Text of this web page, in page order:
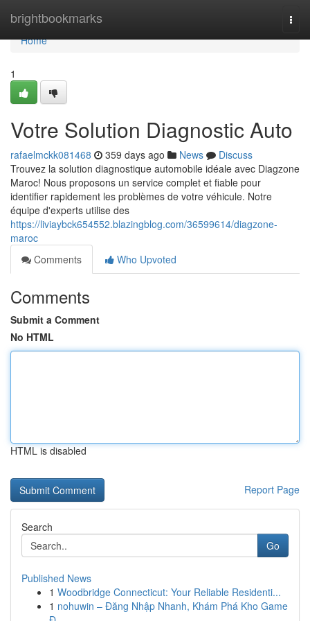
brightbookmarks
Home
Home
1
Votre Solution Diagnostic Auto
rafaelmckk081468 359 days ago News
Discuss
Trouvez la solution diagnostique automobile idéale avec Diagzone
Maroc! Nous proposons un service complet et fiable pour
identifier rapidement les problèmes de votre véhicule. Notre
équipe d'experts utilise des
https://liviaybck654552.blazingblog.com/36599614/diagzone-
maroc
Comments
Who Upvoted
Comments
Submit a Comment
No HTML
HTML is disabled
Report Page
Search
Go
Published News
1 Woodbridge Connecticut: Your Reliable Residenti...
1 nohuwin – Đăng Nhập Nhanh, Khám Phá Kho Game